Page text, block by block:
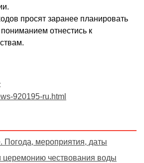
просят заранее планировать
отнестись к
920195-ru.html
Погода, мероприятия, даты
церемонию чествования воды